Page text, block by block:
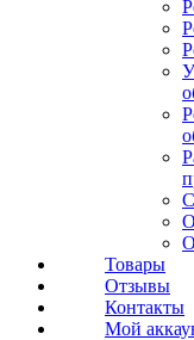
Товары
Отзывы
Контакты
Мой